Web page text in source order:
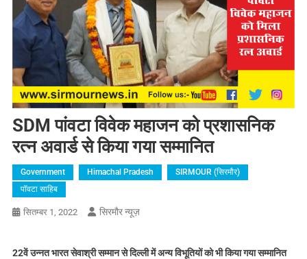
SDM पांवटा विवेक महाजन को प्रशासनिक
रत्न अवार्ड से किया गया सम्मानित
Government Himachal Pradesh
SIRMOUR (सिरमौर)
पॉवटा साहिब
सितम्बर 1, 2022 सिरमौर न्यूज़
22वें उन्नत भारत सेवाश्री सम्मान से दिल्ली में अन्य विभूतियों को भी किया गया सम्मानित